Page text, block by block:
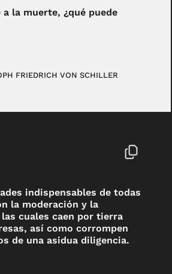
la muerte, ¿qué puede
FRIEDRICH VON SCHILLER
indispensables de todas
la moderación y la
cuales caen por tierra
así como corrompen
de una asidua diligencia.